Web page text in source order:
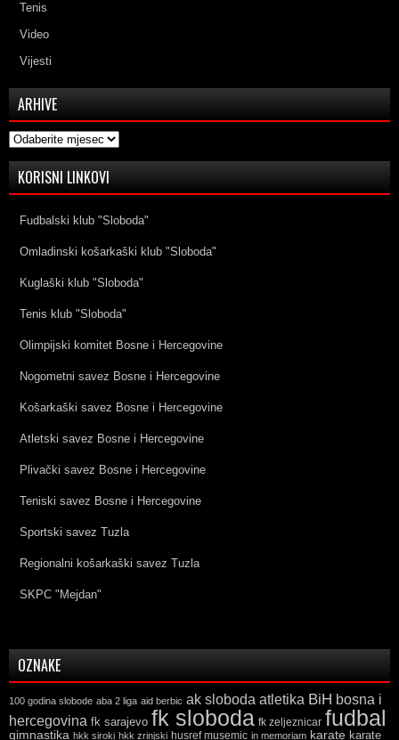
Tenis
Video
Vijesti
ARHIVE
Arhive
KORISNI LINKOVI
Fudbalski klub "Sloboda"
Omladinski košarkaški klub "Sloboda"
Kuglaški klub "Sloboda"
Tenis klub "Sloboda"
Olimpijski komitet Bosne i Hercegovine
Nogometni savez Bosne i Hercegovine
Košarkaški savez Bosne i Hercegovine
Atletski savez Bosne i Hercegovine
Plivački savez Bosne i Hercegovine
Teniski savez Bosne i Hercegovine
Sportski savez Tuzla
Regionalni košarkaški savez Tuzla
SKPC "Mejdan"
OZNAKE
100 godina slobode aba 2 liga aid berbic ak sloboda atletika BiH bosna i
hercegovina fk sarajevo fk sloboda fk zeljeznicar fudbal
gimnastika hkk siroki hkk zrinjski husref musemic in memoriam karate karate